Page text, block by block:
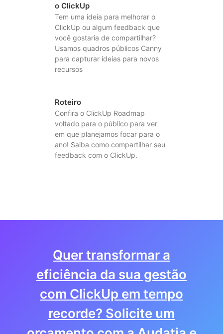
o ClickUp
Tem uma ideia para melhorar o
ClickUp ou algum feedback que
você gostaria de compartilhar?
Usamos quadros públicos Canny
para capturar ideias para novos
recursos
Roteiro
Confira o ClickUp Roadmap
voltado para o público para ver
em que planejamos focar para o
ano! Saiba como compartilhar seu
feedback com o ClickUp.
Quer transformar a
eficiência da sua gestão
com ClickUp em tempo
recorde? Solicite um